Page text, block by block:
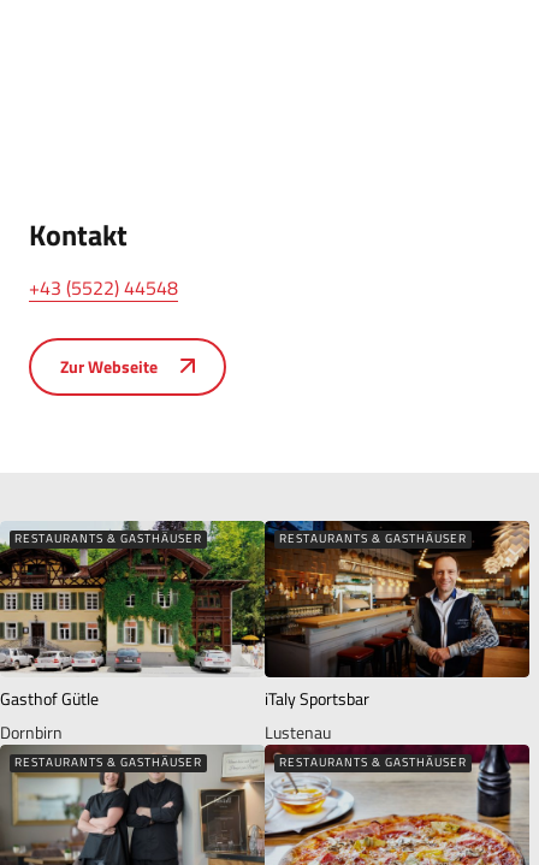
Kontakt
+43 (5522) 44548
Zur Webseite
RESTAURANTS & GASTHÄUSER
Gasthof Gütle
Dornbirn
RESTAURANTS & GASTHÄUSER
iTaly Sportsbar
Lustenau
RESTAURANTS & GASTHÄUSER RESTAURANTS & GASTHÄUSER